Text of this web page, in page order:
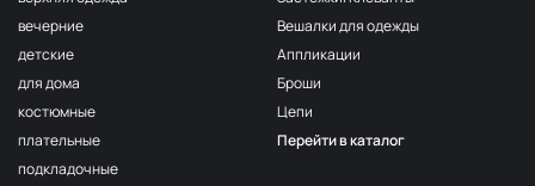
МП-50-F163/1
МП-50-161/2
Сиреневый
МП-50-F167
вечерние
детские
для дома
костюмные
плательные
подкладочные
Вешалки для одежды
Аппликации
Броши
Цепи
Перейти в каталог